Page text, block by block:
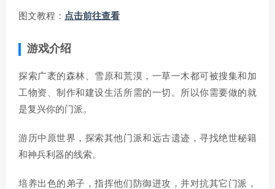
图文教程： 点击前往查看
游戏介绍
探索广袤的森林、雪原和荒漠，一草一木都可被搜集和加
工物资、制作和建设生活所需的一切。所以你需要做的就
是复兴你的门派。
游历中原世界，探索其他门派和远古遗迹，寻找绝世秘籍
和神兵利器的线索。
培养出色的弟子，指挥他们防御进攻，并对抗其它门派，